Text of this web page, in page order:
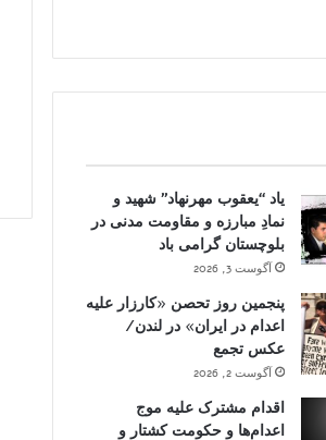
یاد “یعقوب مهرنهاد” شهید و
نمادِ مبارزه و مقاومت مدنی در
بلوچستان گرامی باد
آگوست 3, 2026
پنجمین روز تحصن «کارزار علیه
اعدام در ایران» در لندن/
عکس تجمع
آگوست 2, 2026
اقدام مشترک علیه موج
اعدام‌ها و حکومت کشتار و